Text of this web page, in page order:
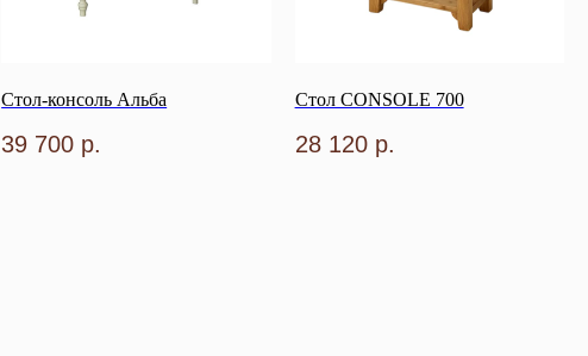
Стол-консоль Альба
39 700 р.
Стол CONSOLE 700
28 120 р.